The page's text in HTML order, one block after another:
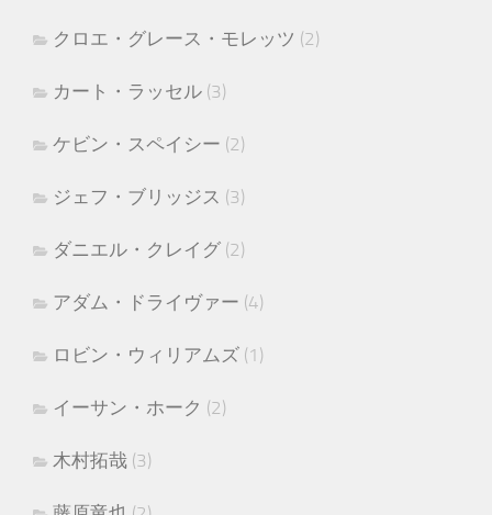
クロエ・グレース・モレッツ (2)
カート・ラッセル (3)
ケビン・スペイシー (2)
ジェフ・ブリッジス (3)
ダニエル・クレイグ (2)
アダム・ドライヴァー (4)
ロビン・ウィリアムズ (1)
イーサン・ホーク (2)
木村拓哉 (3)